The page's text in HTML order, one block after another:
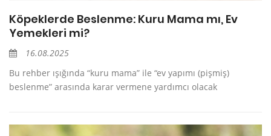
Köpeklerde Beslenme: Kuru Mama mı, Ev
Yemekleri mi?
16.08.2025
Bu rehber ışığında “kuru mama” ile “ev yapımı (pişmiş)
beslenme” arasında karar vermene yardımcı olacak